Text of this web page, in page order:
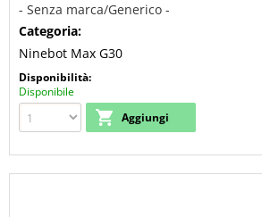
- Senza marca/Generico -
Categoria:
Ninebot Max G30
Disponibilità:
Disponibile